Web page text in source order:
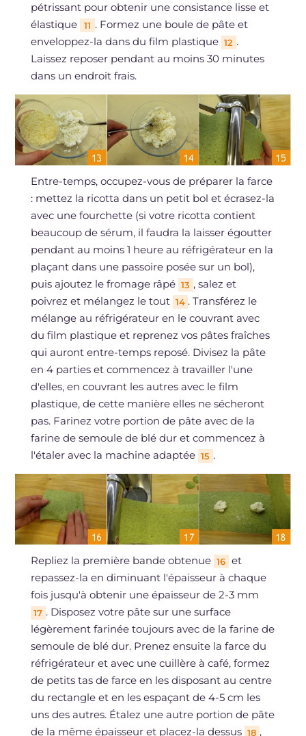
pétrissant pour obtenir une consistance lisse et
élastique
11 . Formez une boule de pâte et
enveloppez-la dans du film plastique 12 .
Laissez reposer pendant au moins 30 minutes
dans un endroit frais.
Entre-temps, occupez-vous de préparer la farce
: mettez la ricotta dans un petit bol et écrasez-la
avec une fourchette (si votre ricotta contient
beaucoup de sérum, il faudra la laisser égoutter
pendant au moins 1 heure au réfrigérateur en la
plaçant dans une passoire posée sur un bol),
puis ajoutez le fromage râpé 13 , salez et
poivrez et mélangez le tout 14 . Transférez le
mélange au réfrigérateur en le couvrant avec
du film plastique et reprenez vos pâtes fraîches
qui auront entre-temps reposé. Divisez la pâte
en 4 parties et commencez à travailler l'une
d'elles, en couvrant les autres avec le film
plastique, de cette manière elles ne sécheront
pas. Farinez votre portion de pâte avec de la
farine de semoule de blé dur et commencez à
l'étaler avec la machine adaptée 15 .
Repliez la première bande obtenue 16 et
repassez-la en diminuant l'épaisseur à chaque
fois jusqu'à obtenir une épaisseur de 2-3 mm
17 . Disposez votre pâte sur une surface
légèrement farinée toujours avec de la farine de
semoule de blé dur. Prenez ensuite la farce du
réfrigérateur et avec une cuillère à café, formez
de petits tas de farce en les disposant au centre
du rectangle et en les espaçant de 4-5 cm les
uns des autres. Étalez une autre portion de pâte
de la même épaisseur et placez-la dessus 18 ,